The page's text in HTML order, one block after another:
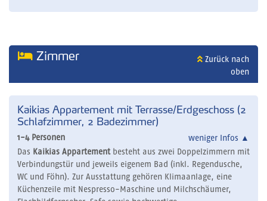
Zimmer
Zurück nach
oben
Kaikias Appartement mit Terrasse/Erdgeschoss (2
Schlafzimmer, 2 Badezimmer)
1-4 Personen weniger Infos ▲
Das Kaikias Appartementbesteht aus zwei Doppelzimmern mit
Verbindungstür und jeweils eigenem Bad (inkl. Regendusche,
WC und Föhn). Zur Ausstattung gehören Klimaanlage, eine
Küchenzeile mit Nespresso-Maschine und Milchschäumer,